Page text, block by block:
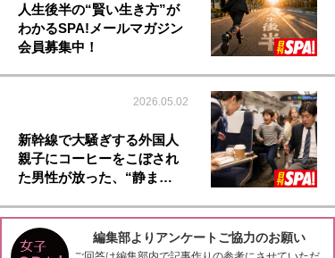
人生後半の“賢い生き方”が
わかるSPA!メールマガジン
会員募集中！
2026.05.02
新幹線で大騒ぎする外国人
親子にコーヒーをこぼされ
た男性が放った、“静ま…